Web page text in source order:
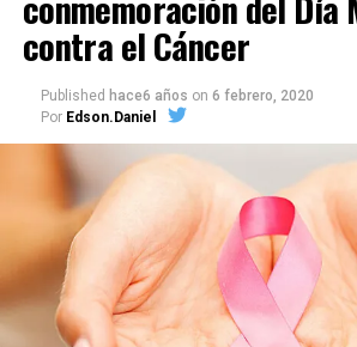
contra el Cáncer
Published hace6 años on 6 febrero, 2020
Por Edson.Daniel